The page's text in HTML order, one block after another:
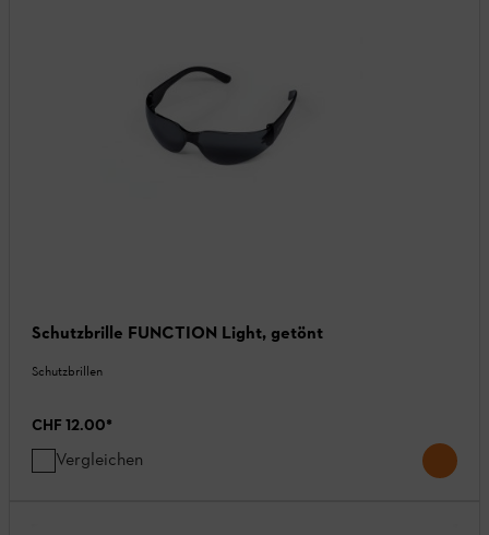
Schutzbrille FUNCTION Light, getönt
Schutzbrillen
CHF 12.00*
Vergleichen